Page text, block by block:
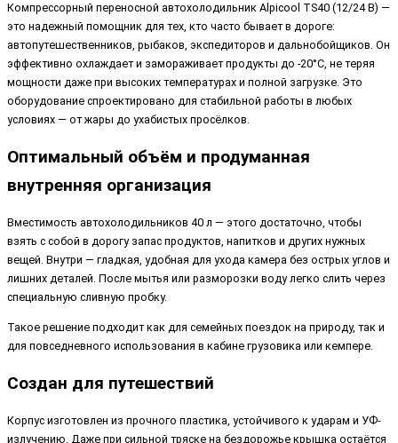
Компрессорный переносной автохолодильник Alpicool TS40 (12/24 В) —
это надежный помощник для тех, кто часто бывает в дороге:
автопутешественников, рыбаков, экспедиторов и дальнобойщиков. Он
эффективно охлаждает и замораживает продукты до -20°C, не теряя
мощности даже при высоких температурах и полной загрузке. Это
оборудование спроектировано для стабильной работы в любых
условиях — от жары до ухабистых просёлков.
Оптимальный объём и продуманная
внутренняя организация
Вместимость автохолодильников 40 л — этого достаточно, чтобы
взять с собой в дорогу запас продуктов, напитков и других нужных
вещей. Внутри — гладкая, удобная для ухода камера без острых углов и
лишних деталей. После мытья или разморозки воду легко слить через
специальную сливную пробку.
Такое решение подходит как для семейных поездок на природу, так и
для повседневного использования в кабине грузовика или кемпере.
Создан для путешествий
Корпус изготовлен из прочного пластика, устойчивого к ударам и УФ-
излучению. Даже при сильной тряске на бездорожье крышка остаётся